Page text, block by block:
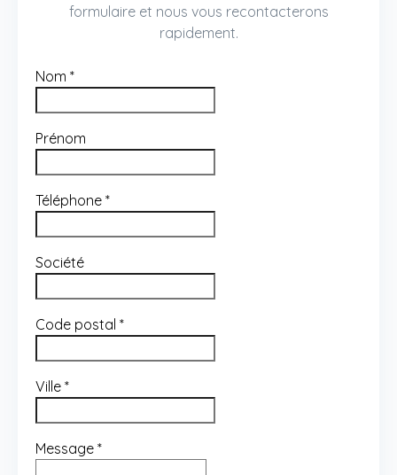
formulaire et nous vous recontacterons
rapidement.
Nom *
Prénom
Téléphone *
Société
Code postal *
Ville *
Message *